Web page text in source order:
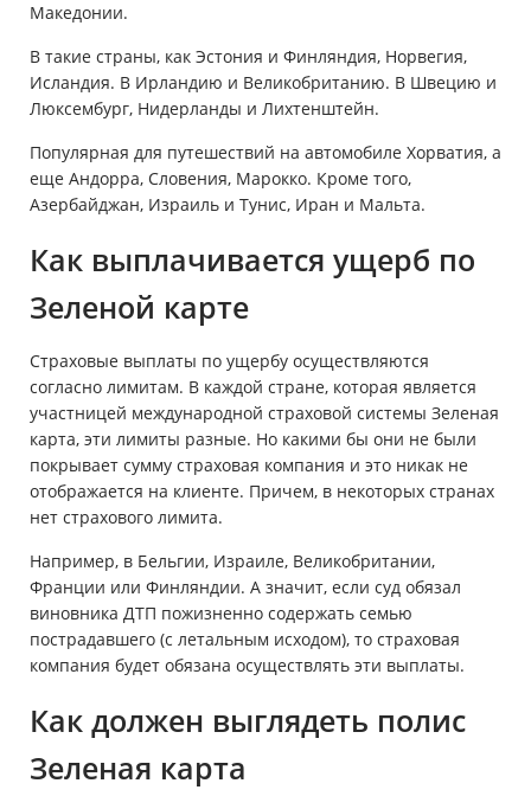
Македонии.
В такие страны, как Эстония и Финляндия, Норвегия,
Исландия. В Ирландию и Великобританию. В Швецию и
Люксембург, Нидерланды и Лихтенштейн.
Популярная для путешествий на автомобиле Хорватия, а
еще Андорра, Словения, Марокко. Кроме того,
Азербайджан, Израиль и Тунис, Иран и Мальта.
Как выплачивается ущерб по
Зеленой карте
Страховые выплаты по ущербу осуществляются
согласно лимитам. В каждой стране, которая является
участницей международной страховой системы Зеленая
карта, эти лимиты разные. Но какими бы они не были
покрывает сумму страховая компания и это никак не
отображается на клиенте. Причем, в некоторых странах
нет страхового лимита.
Например, в Бельгии, Израиле, Великобритании,
Франции или Финляндии. А значит, если суд обязал
виновника ДТП пожизненно содержать семью
пострадавшего (с летальным исходом), то страховая
компания будет обязана осуществлять эти выплаты.
Как должен выглядеть полис
Зеленая карта